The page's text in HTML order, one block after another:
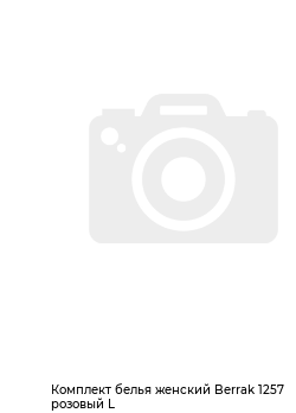
Комплект белья женский Berrak 1257
розовый L